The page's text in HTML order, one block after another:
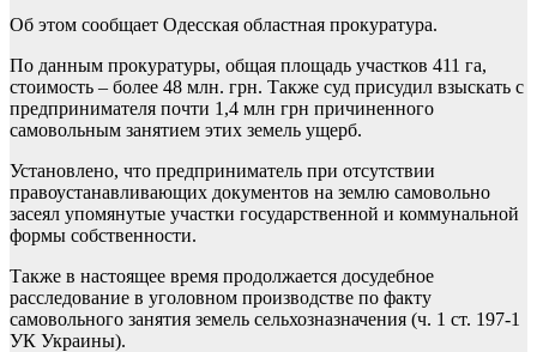
Об этом сообщает Одесская областная прокуратура.
По данным прокуратуры, общая площадь участков 411 га,
стоимость – более 48 млн. грн. Также суд присудил взыскать с
предпринимателя почти 1,4 млн грн причиненного
самовольным занятием этих земель ущерб.
Установлено, что предприниматель при отсутствии
правоустанавливающих документов на землю самовольно
засеял упомянутые участки государственной и коммунальной
формы собственности.
Также в настоящее время продолжается досудебное
расследование в уголовном производстве по факту
самовольного занятия земель сельхозназначения (ч. 1 ст. 197-1
УК Украины).